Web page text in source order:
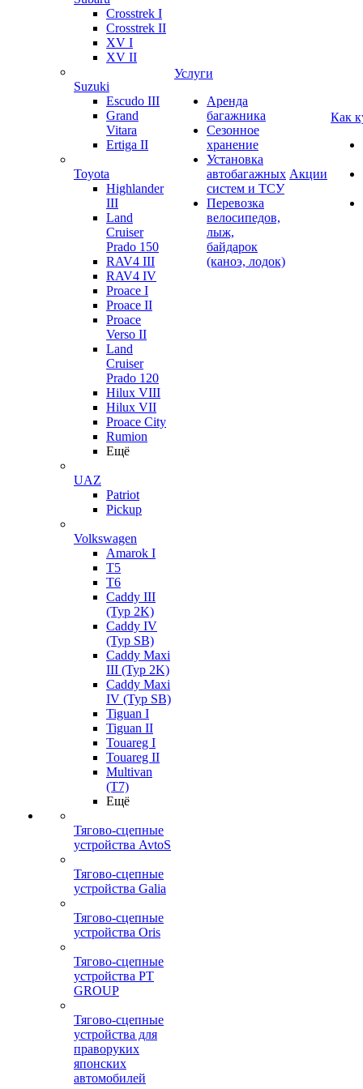
Crosstrek I
Crosstrek II
XV I
XV II
Suzuki
Escudo III
Grand
Vitara
Ertiga II
Toyota
Highlander
III
Land
Cruiser
Prado 150
RAV4 III
RAV4 IV
Proace I
Proace II
Proace
Verso II
Land
Cruiser
Prado 120
Hilux VIII
Hilux VII
Proace City
Rumion
Ещё
UAZ
Patriot
Pickup
Volkswagen
Amarok I
T5
T6
Caddy III
(Typ 2K)
Caddy IV
(Typ SB)
Caddy Maxi
III (Typ 2K)
Caddy Maxi
IV (Typ SB)
Tiguan I
Tiguan II
Touareg I
Touareg II
Multivan
(T7)
Ещё
Тягово-сцепные
устройства AvtoS
Тягово-сцепные
устройства Galia
Тягово-сцепные
устройства Oris
Тягово-сцепные
устройства PT
GROUP
Тягово-сцепные
устройства для
праворуких
японских
автомобилей
Услуги
Аренда
багажника
Сезонное
хранение
Установка
автобагажных
систем и ТСУ
Перевозка
велосипедов,
лыж,
байдарок
(каноэ, лодок)
Акции
Как